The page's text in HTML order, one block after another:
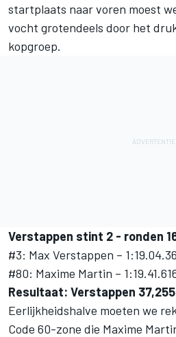
startplaats naar voren moest
vocht grotendeels door het
kopgroep.
Verstappen stint 2 - ronden
#3: Max Verstappen –
#80: Maxime Martin –
Resultaat: Verstappen
Eerlijkheidshalve moeten we
Code 60-zone die Maxime